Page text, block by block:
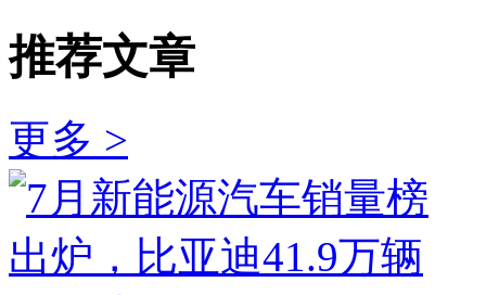
推荐文章
更多 >